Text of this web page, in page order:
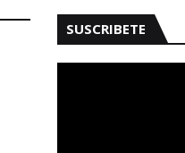
SUSCRIBETE